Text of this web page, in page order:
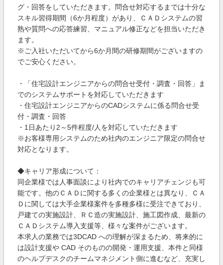
グ・回答をしていただきます。問合せ対応するまでは十分な
スキル習得期間（6か月程度）があり、ＣＡＤシステムの習
熟や質問への応答練習、マニュアル修正などを担当いただき
ます。
※ご入社いただいてから6か月間の研修期間がございますの
でご安心ください。
・「住宅設計エンジニアからの問合せ受付・調査・回答」ま
でのシステムサポートを対応していただきます
・住宅設計エンジニアからのCADシステムに係る問合せ受
付・調査・回答
・1日あたり2～5件程度/人を対応していただきます
※お客様専用システムのため社内のエンジニア限定の問合せ
対応となります。
◆キャリア形成について：
同企業様では人事面談により社内でのキャリアチェンジも可
能です。他のＣＡＤに関する多くの企業様とは異なり、ＣＡ
Ｄに関しては大手企業様案件を多種多様に受注できており、
戸建ての実施設計、ＲＣ造の実施設計、施工図作成、最新の
ＣＡＤシステム導入支援等、様々な案件がございます。
本求人の業務では3DCAD への理解が深まるため、将来的に
は設計支援や CAD そのものの開発・運用支援、本件と同様
のヘルプデスクのチームマネジメント側に進むなど、充実し